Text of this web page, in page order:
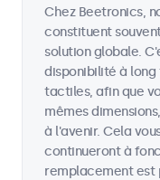
Chez Beetronics,
constituent
solution globale.
disponibilité à long
tactiles, afin que
mêmes
à l'avenir. Cela
continueront à
remplacement est